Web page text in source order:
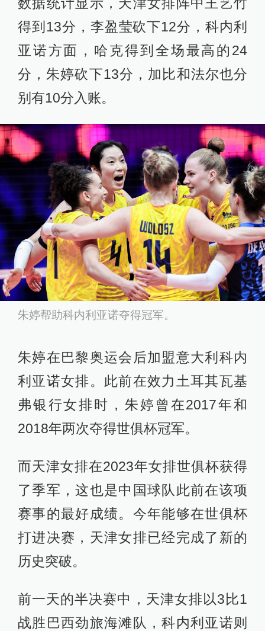
得到13分，李盈莹砍下12分，科内利
亚诺方面，哈克得到全场最高的24
分，朱婷砍下13分，加比和法尔也分
别有10分入账。
朱婷帮助科内利亚诺夺得冠军。
朱婷在巴黎奥运会后加盟意大利科内
利亚诺女排。此前在效力土耳其瓦基
弗银行女排时，朱婷曾在2017年和
2018年两次夺得世俱杯冠军。
而天津女排在2023年女排世俱杯获得
了季军，这也是中国球队此前在该项
赛事的最好成绩。今年能够在世俱杯
打进决赛，天津女排已经完成了新的
历史突破。
前一天的半决赛中，天津女排以3比1
战胜巴西劲旅海滩队，科内利亚诺则